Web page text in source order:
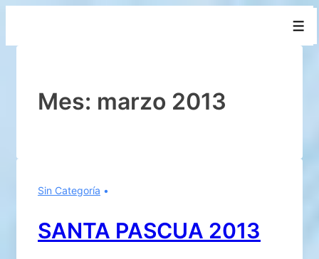
principalMes: marzo 2013
Sin Categoría
SANTA PASCUA 2013